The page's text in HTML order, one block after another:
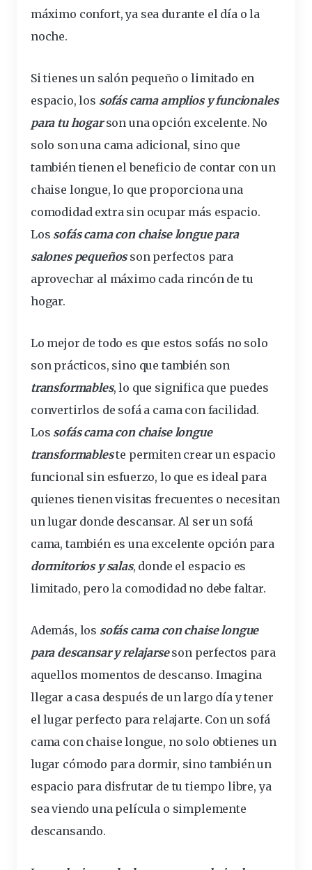
máximo confort, ya sea durante el díao la
noche.
Si tienes un salónpequeño olimitado en
espacio, los sofás cama amplios y funcionales
para tu hogarson una opción excelente. No
solo son una cama adicional, sino que
también tienen el beneficio de contar con un
chaise longue, lo que proporciona una
comodidad extra sin ocupar más espacio.
Los sofás cama con chaise longue para
salones pequeñosson perfectos para
aprovechar al máximo cada rincón de tu
hogar.
Lo mejor de todo es que estos sofás no solo
son prácticos, sino que también son
transformables, lo que significa que puedes
convertirlos de sofá a cama con facilidad.
Los sofás cama con chaise longue
transformableste permiten crear un espacio
funcional sin esfuerzo, lo que es idealpara
quienes tienen visitas frecuentes o necesitan
un lugar donde descansar. Al ser un sofá
cama, también es una excelente opción para
dormitorios y salas, donde el espacio es
limitado, pero la comodidad no debe faltar.
Además, los sofás cama con chaise longue
para descansar y relajarseson perfectos para
aquellos momentos de descanso. Imagina
llegar a casa después de un largo día y tener
el lugar perfecto para relajarte. Con un sofá
cama con chaise longue, no solo obtienes un
lugar cómodo para dormir, sino también un
espacio para disfrutar de tu tiempo libre, ya
sea viendo una película o simplemente
descansando.